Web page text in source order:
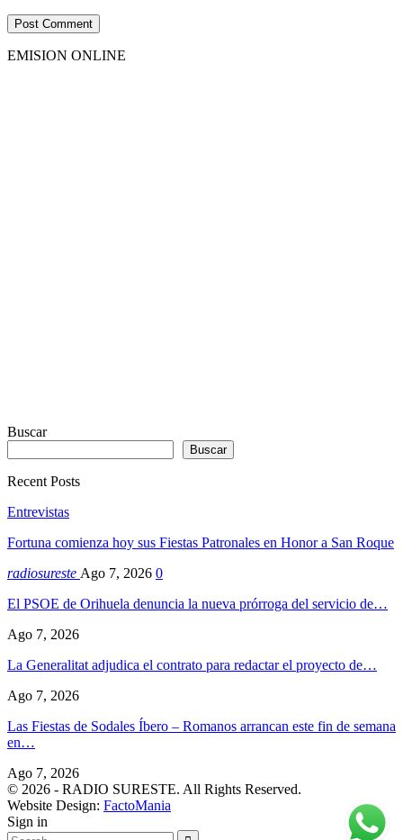
EMISION ONLINE
Buscar
Buscar
Recent Posts
Entrevistas
Fortuna comienza hoy sus Fiestas Patronales en Honor a San Roque
radiosureste Ago 7, 2026 0
El PSOE de Orihuela denuncia la nueva prórroga del servicio de…
Ago 7, 2026
La Generalitat adjudica el contrato para redactar el proyecto de…
Ago 7, 2026
Las Fiestas de Sodales Íbero – Romanos arrancan este fin de semana
en…
Ago 7, 2026
© 2026 - RADIO SURESTE. All Rights Reserved.
Website Design: FactoMania
Sign in